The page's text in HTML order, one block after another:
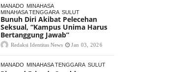
MANADO MINAHASA
MINAHASA TENGGARA SULUT
Bunuh Diri Akibat Pelecehan
Seksual, “Kampus Unima Harus
Bertanggung Jawab”
Redaksi Identitas News Jan 03, 2026
MANADO MINAHASA TENGGARA SULUT